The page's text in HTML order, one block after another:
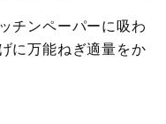
チンペーパーに吸わ
に万能ねぎ適量をか